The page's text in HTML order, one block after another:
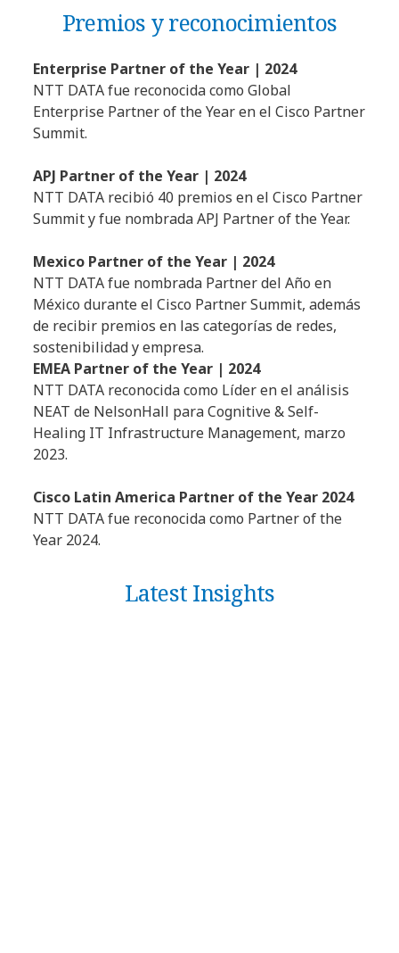
Premios y reconocimientos
Enterprise Partner of the Year | 2024
NTT DATA fue reconocida como Global
Enterprise Partner of the Year en el Cisco Partner
Summit.
APJ Partner of the Year | 2024
NTT DATA recibió 40 premios en el Cisco Partner
Summit y fue nombrada APJ Partner of the Year.
Mexico Partner of the Year | 2024
NTT DATA fue nombrada Partner del Año en
México durante el Cisco Partner Summit, además
de recibir premios en las categorías de redes,
sostenibilidad y empresa.
EMEA Partner of the Year | 2024
NTT DATA reconocida como Líder en el análisis
NEAT de NelsonHall para Cognitive & Self-
Healing IT Infrastructure Management, marzo
2023.
Cisco Latin America Partner of the Year 2024
NTT DATA fue reconocida como Partner of the
Year 2024.
Latest Insights